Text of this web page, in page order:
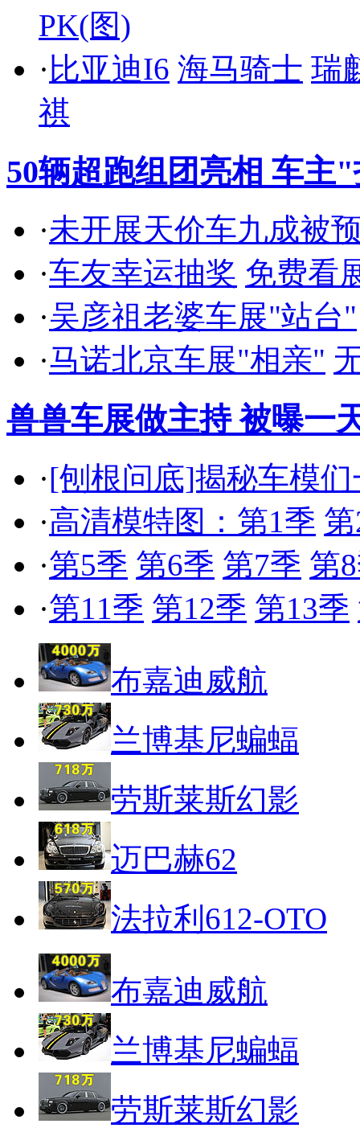
PK(图)
· 比亚迪I6 海马骑士 瑞
祺
50辆超跑组团亮相 车主
·未开展天价车九成被
·车友幸运抽奖 免费看
·吴彦祖老婆车展"站台"
·马诺北京车展"相亲"
兽兽车展做主持 被曝一
·[刨根问底]揭秘车模
·高清模特图：第1季
·第5季 第6季 第7季 第
·第11季 第12季 第13季
布嘉迪威航
兰博基尼蝙蝠
劳斯莱斯幻影
迈巴赫62
法拉利612-OTO
布嘉迪威航
兰博基尼蝙蝠
劳斯莱斯幻影